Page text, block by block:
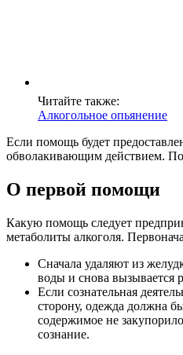
Читайте также:
Алкогольное опьянение
Если помощь будет
обволакивающим действием.
О первой помощи
Какую помощь следует
метаболиты алкоголя.
Сначала удаляют из
воды и снова вызывается
Если сознательная
сторону, одежда должна
содержимое не
сознание.